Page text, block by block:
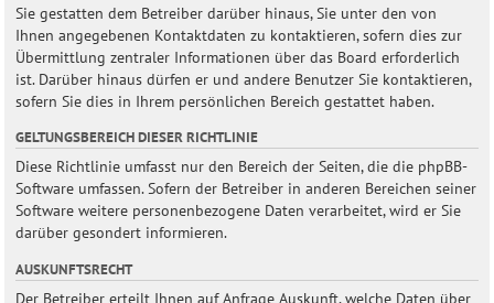
Sie gestatten dem Betreiber darüber hinaus, Sie unter den von
Ihnen angegebenen Kontaktdaten zu kontaktieren, sofern dies zur
Übermittlung zentraler Informationen über das Board erforderlich
ist. Darüber hinaus dürfen er und andere Benutzer Sie kontaktieren,
sofern Sie dies in Ihrem persönlichen Bereich gestattet haben.
GELTUNGSBEREICH DIESER RICHTLINIE
Diese Richtlinie umfasst nur den Bereich der Seiten, die die phpBB-
Software umfassen. Sofern der Betreiber in anderen Bereichen seiner
Software weitere personenbezogene Daten verarbeitet, wird er Sie
darüber gesondert informieren.
AUSKUNFTSRECHT
Der Betreiber erteilt Ihnen auf Anfrage Auskunft, welche Daten über